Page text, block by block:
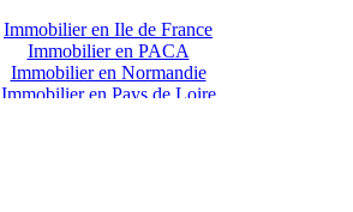
Immobilier en Ile de France
Immobilier en PACA
Immobilier en Normandie
Immobilier en Pays de Loire